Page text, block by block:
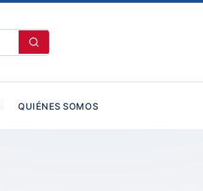
QUIÉNES SOMOS